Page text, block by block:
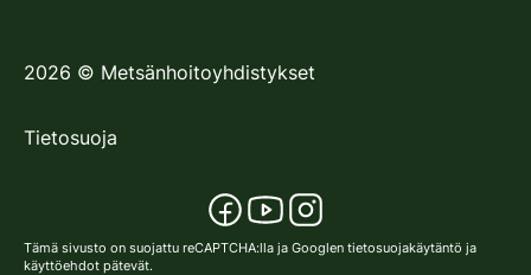
2026 © Metsänhoitoyhdistykset
Tietosuoja
Tämä sivusto on suojattu reCAPTCHA:lla ja Googlen tietosuojakäytäntö ja
käyttöehdot pätevät.